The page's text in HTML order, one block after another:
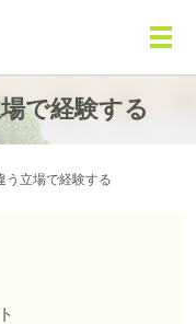
メ
で経験する
う立場で経験する